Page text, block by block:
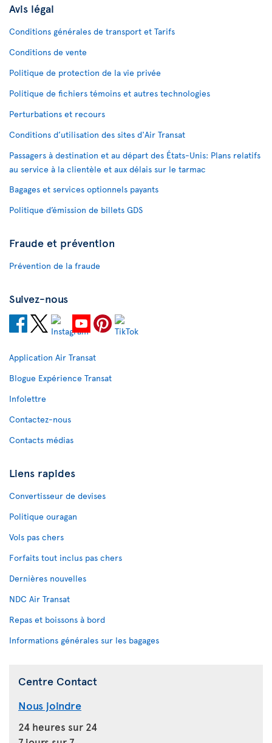
Avis légal
Conditions générales de transport et Tarifs
Conditions de vente
Politique de protection de la vie privée
Politique de fichiers témoins et autres technologies
Perturbations et recours
Conditions d’utilisation des sites d'Air Transat
Passagers à destination et au départ des États-Unis: Plans relatifs
au service à la clientèle et aux délais sur le tarmac
Bagages et services optionnels payants
Politique d’émission de billets GDS
Fraude et prévention
Prévention de la fraude
Suivez-nous
Application Air Transat
Blogue Expérience Transat
Infolettre
Contactez-nous
Contacts médias
Liens rapides
Convertisseur de devises
Politique ouragan
Vols pas chers
Forfaits tout inclus pas chers
Dernières nouvelles
NDC Air Transat
Repas et boissons à bord
Informations générales sur les bagages
Centre Contact
Nous joindre
24 heures sur 24